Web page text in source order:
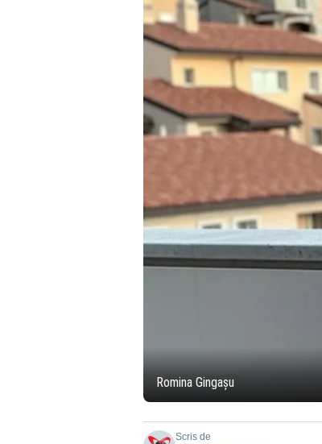
Romina Gingașu
Scris de